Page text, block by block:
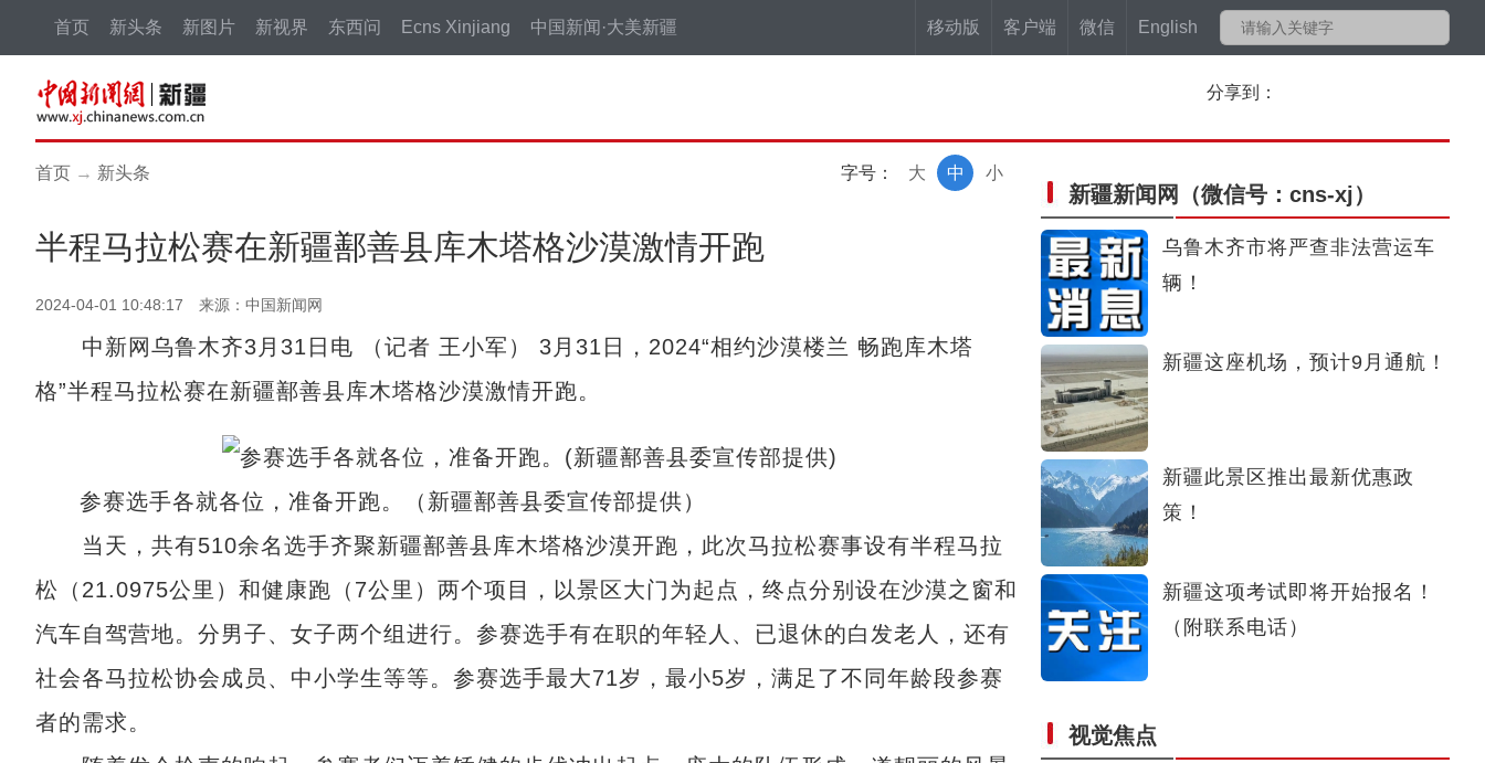
移动版 客户端 微信 English
首页 新头条 新图片 新视界 东西问 Ecns Xinjiang 中国新闻·大美新疆
分享到：
首页 → 新头条 字号： 小
中
大
半程马拉松赛在新疆鄯善县库木塔格沙漠激情开跑
2024-04-01 10:48:17 来源：中国新闻网
中新网乌鲁木齐3月31日电 （记者 王小军） 3月31日，2024“相约沙漠楼兰 畅跑库木塔
格”半程马拉松赛在新疆鄯善县库木塔格沙漠激情开跑。
参赛选手各就各位，准备开跑。（新疆鄯善县委宣传部提供）
当天，共有510余名选手齐聚新疆鄯善县库木塔格沙漠开跑，此次马拉松赛事设有半程马拉
松（21.0975公里）和健康跑（7公里）两个项目，以景区大门为起点，终点分别设在沙漠之窗和
汽车自驾营地。分男子、女子两个组进行。参赛选手有在职的年轻人、已退休的白发老人，还有
社会各马拉松协会成员、中小学生等等。参赛选手最大71岁，最小5岁，满足了不同年龄段参赛
者的需求。
新疆新闻网 （微信号：cns-xj）
乌鲁木齐市将严查非法营运车
辆！
新疆这座机场，预计9月通航！
新疆此景区推出最新优惠政
策！
新疆这项考试即将开始报名！
（附联系电话）
视觉焦点
杭州援疆阿克苏市104辆电动环卫车交付使用
新疆百万亩棉花开播 现代农机“唱主角”